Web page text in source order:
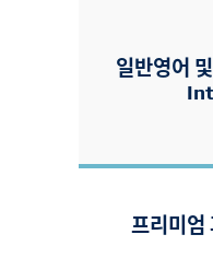
일반영어
프리미